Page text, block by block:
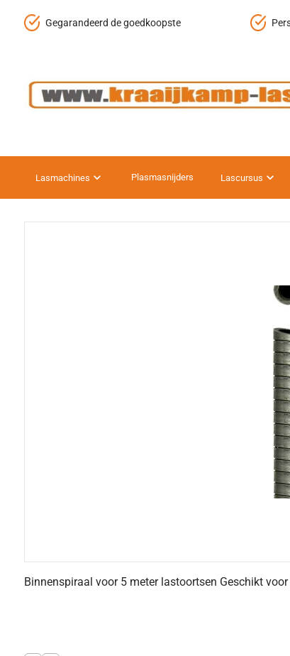
Gegarandeerd de goedkoopste
Lasmachines Plasmasnijders Lascursus
Binnenspiraal voor 5 meter lastoortsen Geschikt